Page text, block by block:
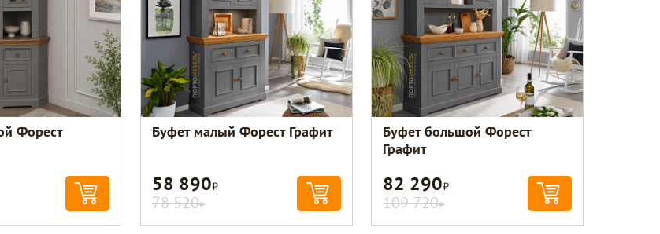
Форест
Буфет малый Форест Графит
58 890Р
78 520Р
Буфет большой Форест
Графит
82 290Р
109 720Р